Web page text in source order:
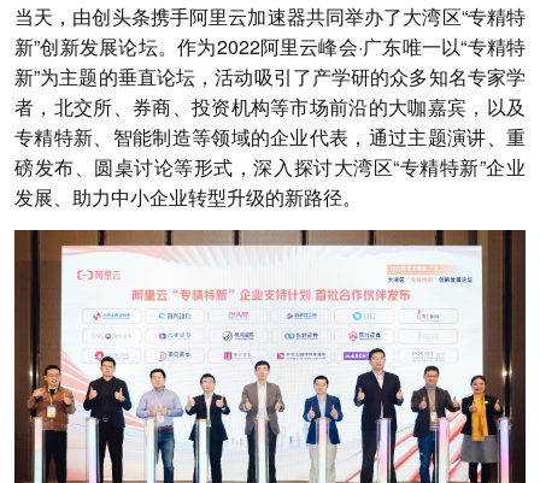
当天，由创头条携手阿里云加速器共同举办了大湾区“专精特
新”创新发展论坛。作为2022阿里云峰会·广东唯一以“专精特
新”为主题的垂直论坛，活动吸引了产学研的众多知名专家学
者，北交所、券商、投资机构等市场前沿的大咖嘉宾，以及
专精特新、智能制造等领域的企业代表，通过主题演讲、重
磅发布、圆桌讨论等形式，深入探讨大湾区“专精特新”企业
发展、助力中小企业转型升级的新路径。